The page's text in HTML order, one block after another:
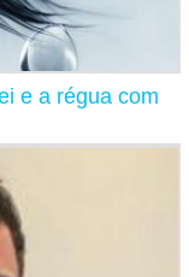
e a régua com